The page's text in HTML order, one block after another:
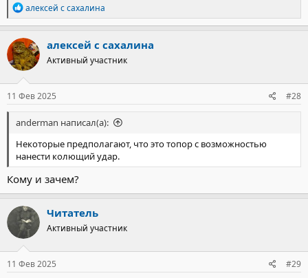
https://vk.com/mhomho?w=wall-55646610_34382
Р
е
а
к
ц
и
и
:
алексей с сахалина
алексей с сахалина
Активный участник
11 Фев 2025 #28
anderman написал(а):
Некоторые предполагают, что это топор с возможностью
нанести колющий удар.
Кому и зачем?
Читатель
Активный участник
11 Фев 2025 #29